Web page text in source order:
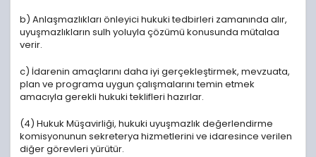
b) Anlaşmazlıkları önleyici hukuki tedbirleri zamanında alır,
uyuşmazlıkların sulh yoluyla çözümü konusunda mütalaa
verir.
c) İdarenin amaçlarını daha iyi gerçekleştirmek, mevzuata,
plan ve programa uygun çalışmalarını temin etmek
amacıyla gerekli hukuki teklifleri hazırlar.
(4) Hukuk Müşavirliği, hukuki uyuşmazlık değerlendirme
komisyonunun sekreterya hizmetlerini ve idaresince verilen
diğer görevleri yürütür.